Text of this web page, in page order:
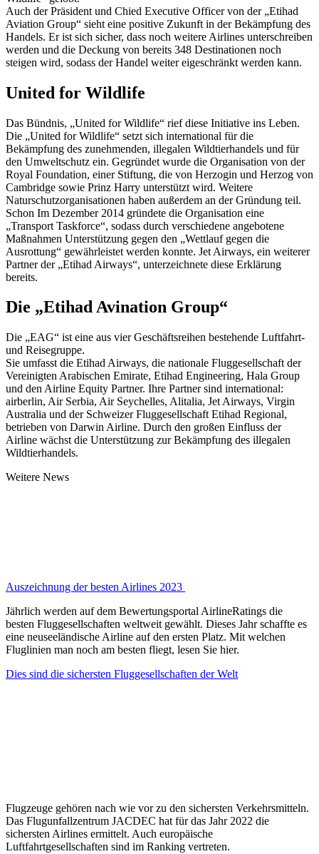
Auch der Präsident und Chied Executive Officer von der „Etihad
Aviation Group“ sieht eine positive Zukunft in der Bekämpfung des
Handels. Er ist sich sicher, dass noch weitere Airlines unterschreiben
werden und die Deckung von bereits 348 Destinationen noch
steigen wird, sodass der Handel weiter eigeschränkt werden kann.
United for Wildlife
Das Bündnis, „United for Wildlife“ rief diese Initiative ins Leben.
Die „United for Wildlife“ setzt sich international für die
Bekämpfung des zunehmenden, illegalen Wildtierhandels und für
den Umweltschutz ein. Gegründet wurde die Organisation von der
Royal Foundation, einer Stiftung, die von Herzogin und Herzog von
Cambridge sowie Prinz Harry unterstützt wird. Weitere
Naturschutzorganisationen haben außerdem an der Gründung teil.
Schon Im Dezember 2014 gründete die Organisation eine
„Transport Taskforce“, sodass durch verschiedene angebotene
Maßnahmen Unterstützung gegen den „Wettlauf gegen die
Ausrottung“ gewährleistet werden konnte. Jet Airways, ein weiterer
Partner der „Etihad Airways“, unterzeichnete diese Erklärung
bereits.
Die „Etihad Avination Group“
Die „EAG“ ist eine aus vier Geschäftsreihen bestehende Luftfahrt-
und Reisegruppe.
Sie umfasst die Etihad Airways, die nationale Fluggesellschaft der
Vereinigten Arabischen Emirate, Etihad Engineering, Hala Group
und den Airline Equity Partner. Ihre Partner sind international:
airberlin, Air Serbia, Air Seychelles, Alitalia, Jet Airways, Virgin
Australia und der Schweizer Fluggesellschaft Etihad Regional,
betrieben von Darwin Airline. Durch den großen Einfluss der
Airline wächst die Unterstützung zur Bekämpfung des illegalen
Wildtierhandels.
Weitere News
Auszeichnung der besten Airlines 2023
Jährlich werden auf dem Bewertungsportal AirlineRatings die
besten Fluggesellschaften weltweit gewählt. Dieses Jahr schaffte es
eine neuseeländische Airline auf den ersten Platz. Mit welchen
Fluglinien man noch am besten fliegt, lesen Sie hier.
Dies sind die sichersten Fluggesellschaften der Welt
Flugzeuge gehören nach wie vor zu den sichersten Verkehrsmitteln.
Das Flugunfallzentrum JACDEC hat für das Jahr 2022 die
sichersten Airlines ermittelt. Auch europäische
Luftfahrtgesellschaften sind im Ranking vertreten.